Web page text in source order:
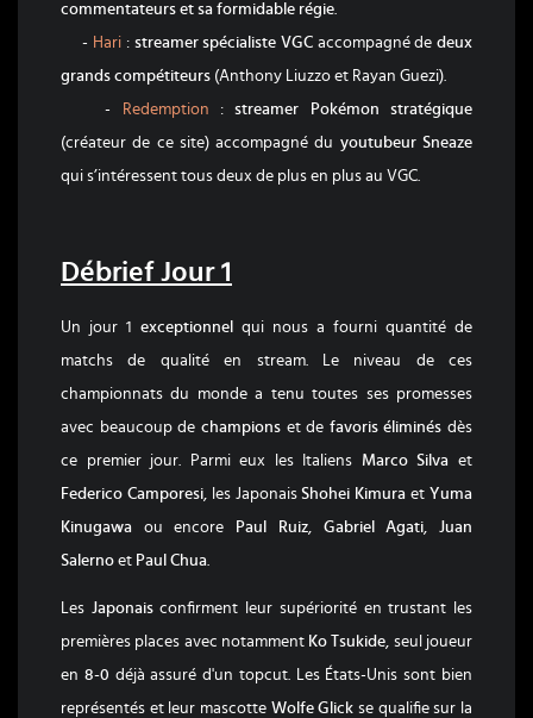
commentateurs et sa formidable régie.
- Hari : streamer spécialiste VGC accompagné dedeux
grands compétiteurs (Anthony Liuzzo et Rayan Guezi).
-
Redemption :streamer Pokémon stratégique
(créateur de ce site) accompagné du youtubeur Sneaze
qui s’intéressent tous deux de plus en plus au VGC.
Débrief Jour 1
Un jour 1 exceptionnel
qui nous a fourni quantité de
matchs de qualité en stream. Le niveau de ces
championnats du monde a tenu toutes ses promesses
avec beaucoup de championset de favoris éliminés dès
ce premier jour. Parmi eux les Italiens Marco Silvaet
Federico Camporesi, les JaponaisShohei Kimura et Yuma
Kinugawa ou encore Paul Ruiz, Gabriel Agati,Juan
Salerno et Paul Chua.
Les Japonaisconfirment leur supériorité en trustant les
premières places avec notamment Ko Tsukide, seul joueur
en 8-0 déjà assuré d'un topcut. Les États-Unis sont bien
représentés et leur mascotte Wolfe Glick se qualifie sur la